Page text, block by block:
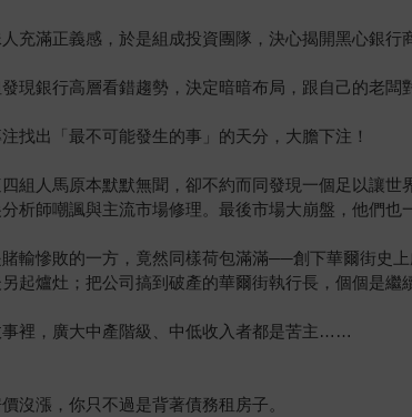
充滿正義感，於是組成投資團隊，決心揭開黑心銀行
現銀行高層看錯趨勢，決定暗暗布局，跟自己的老闆
找出「最不可能發生的事」的天分，大膽下注！
組人馬原本默默無聞，卻不約而同發現一個足以讓
析師嘲諷與主流市場修理。最後市場大崩盤，他們也
輸慘敗的一方，竟然同樣荷包滿滿──創下華爾街史
起爐灶；把公司搞到破產的華爾街執行長，個個是繼
事裡，廣大中產階級、中低收入者都是苦主……
沒漲，你只不過是背著債務租房子。